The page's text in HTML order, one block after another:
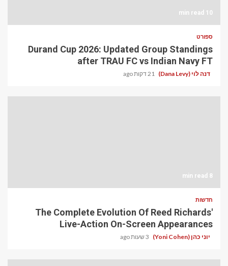
10 min read
ספורט
Durand Cup 2026: Updated Group Standings
after TRAU FC vs Indian Navy FT
דנה לוי (Dana Levy) 21 דקות ago
8 min read
חדשות
The Complete Evolution Of Reed Richards'
Live-Action On-Screen Appearances
יוני כהן (Yoni Cohen) 3 שעות ago